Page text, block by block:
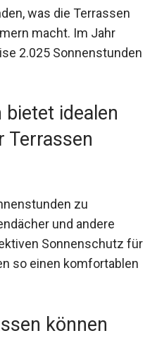
was die Terrassen
macht. Im Jahr
2.025 Sonnenstunden
bietet idealen
Terrassen
zu
und andere
Sonnenschutz für
so einen komfortablen
können